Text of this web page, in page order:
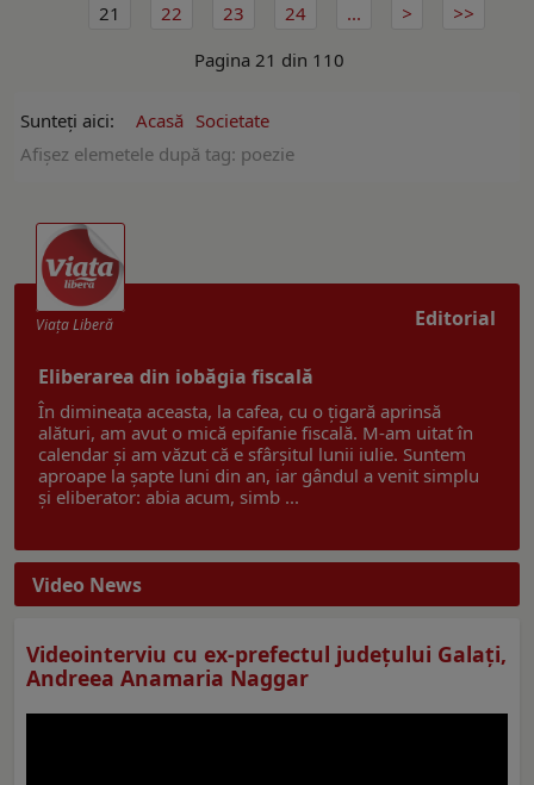
21
22 23 24
...
Pagina 21 din 110
Sunteți aici: Acasă Societate
Afişez elemetele după tag: poezie
Editorial
Viaţa Liberă
Eliberarea din iobăgia fiscală
În dimineața aceasta, la cafea, cu o țigară aprinsă
alături, am avut o mică epifanie fiscală. M-am uitat în
calendar și am văzut că e sfârșitul lunii iulie. Suntem
aproape la șapte luni din an, iar gândul a venit simplu
și eliberator: abia acum, simb ...
Video News
Videointerviu cu ex-prefectul judeţului Galaţi,
Andreea Anamaria Naggar